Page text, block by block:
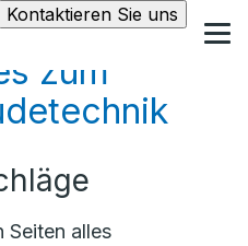
Kontaktieren Sie uns
zum
Seiten alles